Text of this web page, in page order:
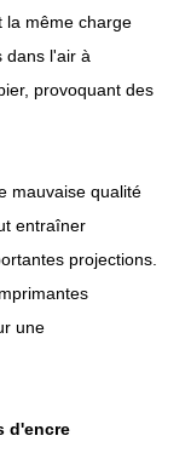
la même charge
dans l'air à
provoquant des
mauvaise qualité
entraîner
projections.
une
d'encre